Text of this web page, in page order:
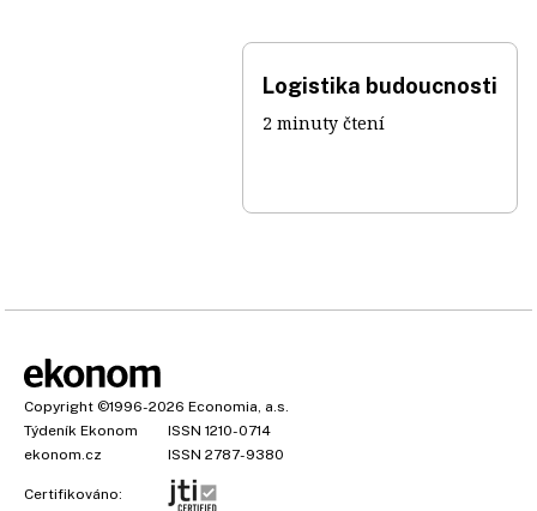
Logistika budoucnosti
2 minuty čtení
Copyright ©1996-2026 Economia, a.s.
Týdeník Ekonom
ISSN 1210-0714
ekonom.cz
ISSN 2787-9380
Certifikováno: